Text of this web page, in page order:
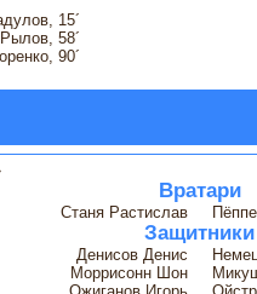
15´
Рылов, 58´
90´
Вратари
Станя Растислав
Защитники
Денисов Денис
Моррисонн Шон